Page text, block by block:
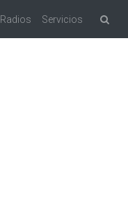
Radios Servicios